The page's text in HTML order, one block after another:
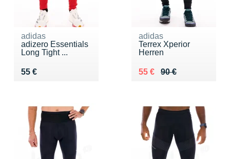
adidas
adizero Essentials
Long Tight ...
55 €
Vendu 55 €
adidas
Terrex Xperior
Herren
90 €
Au lieu de 90 €
55 €
Vendu 55 €